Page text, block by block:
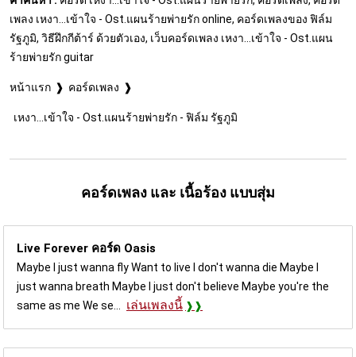
เพลง เหงา...เข้าใจ - Ost.แผนร้ายพ่ายรัก online, คอร์ดเพลงของ ฟิล์ม
รัฐภูมิ, วิธีฝึกกีต้าร์ ด้วยตัวเอง, เว็บคอร์ดเพลง เหงา...เข้าใจ - Ost.แผน
ร้ายพ่ายรัก guitar
หน้าแรก คอร์ดเพลง
เหงา...เข้าใจ - Ost.แผนร้ายพ่ายรัก - ฟิล์ม รัฐภูมิ
คอร์ดเพลง และ เนื้อร้อง แบบสุ่ม
Live Forever คอร์ด Oasis
Maybe I just wanna fly Want to live I don't wanna die Maybe I
just wanna breath Maybe I just don't believe Maybe you're the
same as me We se... เล่นเพลงนี้